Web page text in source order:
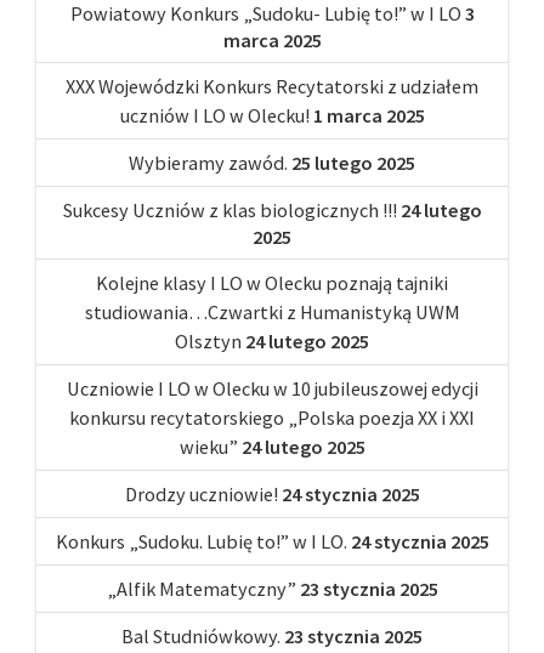
Powiatowy Konkurs „Sudoku- Lubię to!” w I LO 3
marca 2025
XXX Wojewódzki Konkurs Recytatorski z udziałem
uczniów I LO w Olecku! 1 marca 2025
Wybieramy zawód. 25 lutego 2025
Sukcesy Uczniów z klas biologicznych !!! 24 lutego
2025
Kolejne klasy I LO w Olecku poznają tajniki
studiowania…Czwartki z Humanistyką UWM
Olsztyn 24 lutego 2025
Uczniowie I LO w Olecku w 10 jubileuszowej edycji
konkursu recytatorskiego „Polska poezja XX i XXI
wieku” 24 lutego 2025
Drodzy uczniowie! 24 stycznia 2025
Konkurs „Sudoku. Lubię to!” w I LO. 24 stycznia 2025
„Alfik Matematyczny” 23 stycznia 2025
Bal Studniówkowy. 23 stycznia 2025